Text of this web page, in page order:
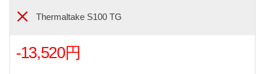
Thermaltake S100 TG
-13,520円